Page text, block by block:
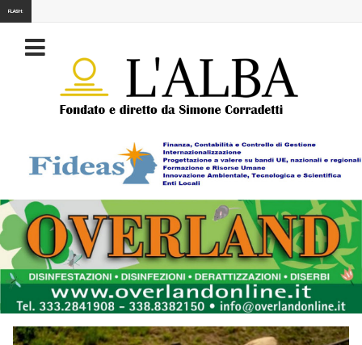
FLASH: